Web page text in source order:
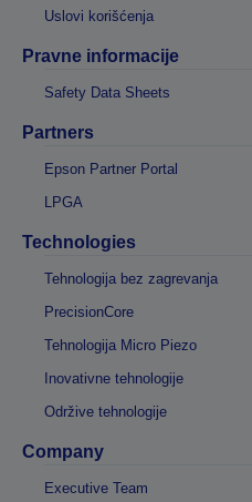
Uslovi korišćenja
Pravne informacije
Safety Data Sheets
Partners
Epson Partner Portal
LPGA
Technologies
Tehnologija bez zagrevanja
PrecisionCore
Tehnologija Micro Piezo
Inovativne tehnologije
Održive tehnologije
Company
Executive Team